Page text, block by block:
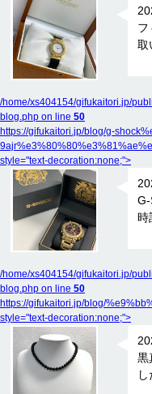
取
/home/xs404154/gifukaitori.jp/
blog.php on line 50
https://gifukaitori.jp/blog/g-
style="text-decoration:none;">
時
/home/xs404154/gifukaitori.jp/
blog.php on line 50
https://gifukaitori.jp/blog/
style="text-decoration:none;">
黒
し